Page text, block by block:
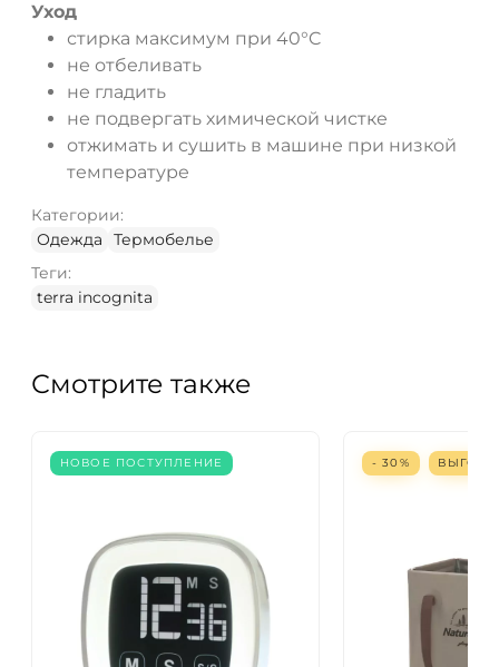
Уход
стирка максимум при 40°C
не отбеливать
не гладить
не подвергать химической чистке
отжимать и сушить в машине при низкой
температуре
Категории:
Одежда
Термобелье
Теги:
terra incognita
Смотрите также
НОВОЕ ПОСТУПЛЕНИЕ - 30%